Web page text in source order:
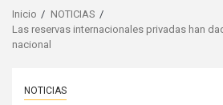
Inicio
NOTICIAS
Las reservas internacionales privadas han
nacional
NOTICIAS